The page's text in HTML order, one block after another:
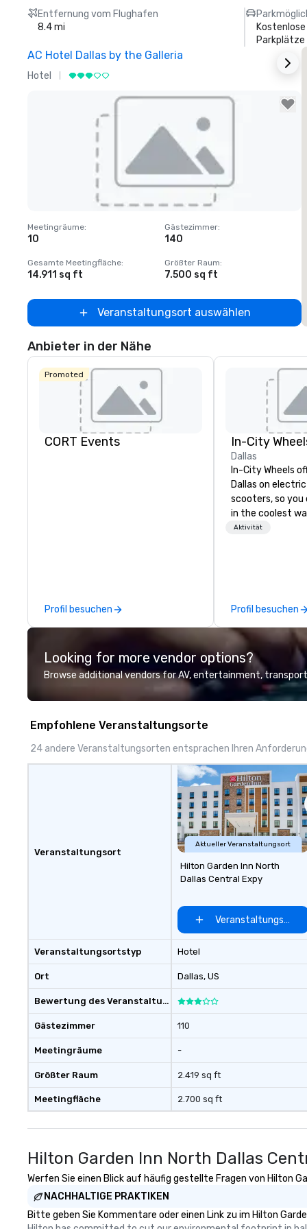
Entfernung vom Flughafen
8.4 mi
AC Hotel Dallas by the Galleria
Hotel
Removed from favorites
Meetingräume:
10
Gästezimmer:
140
Gesamte Meetingfläche:
14.911 sq ft
Größter Raum:
7.500 sq ft
Veranstaltungsort auswählen
Anbieter in der Nähe
Promoted
CORT Events
Profil besuchen
In-City
Dallas
In-City Wheels
Dallas on
scooters, so
in the coolest
tours are
Aktivität
Profil besuchen
Looking for more vendor options?
Browse additional vendors for AV, entertainment,
Empfohlene Veranstaltungsorte
24 andere Veranstaltungsorten entsprachen Ihren
Veranstaltungsort
Veranstaltungsortstyp
Ort
Bewertung des Veranstaltungsortes
Gästezimmer
Meetingräume
Größter Raum
Meetingfläche
Aktueller Veranstaltungsort
Hilton Garden Inn North
Dallas Central Expy
Veranstaltungsort
Hotel
Dallas, US
110
-
2.419 sq ft
2.700 sq ft
Hilton Garden Inn North Dallas
Werfen Sie einen Blick auf häufig gestellte Fragen von Hilton
NACHHALTIGE PRAKTIKEN
Bitte geben Sie Kommentare oder einen Link zu im Hilton